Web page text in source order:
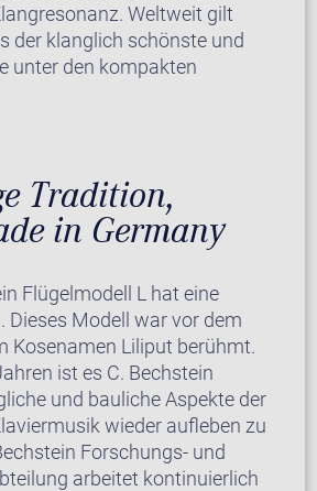
Weltweit gilt
der klanglich schönste und
unter den kompakten
Tradition,
in Germany
Flügelmodell L hat eine
Dieses Modell war vor dem
Kosenamen Liliput berühmt.
ist es C. Bechstein
und bauliche Aspekte der
wieder aufleben zu
Forschungs- und
arbeitet kontinuierlich